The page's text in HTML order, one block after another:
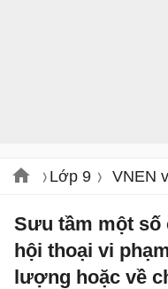
Lớp 9 VNEN
Sưu tầm một số
hội thoại vi
lượng hoặc về